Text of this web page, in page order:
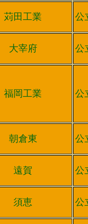
苅田工業 公
大宰府 公
福岡工業 公
朝倉東 公
遠賀 公
須恵 公